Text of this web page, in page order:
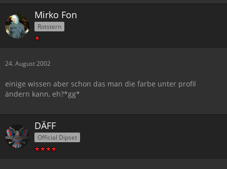
Mirko Fon
Rotstern
24. August 2002
einige wissen aber schon das man die farbe unter profil
ändern kann, eh?*gg*
DÄFF
Official Dipset